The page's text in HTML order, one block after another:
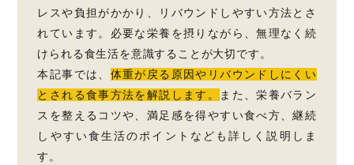
レスや負担がかかり、リバウンドしやすい方法とさ
れています。必要な栄養を摂りながら、無理なく続
けられる食生活を意識することが大切です。
本記事では、 体重が戻る原因やリバウンドしにくい
とされる食事方法を解説します。
また、栄養バラン
スを整えるコツや、満足感を得やすい食べ方、継続
しやすい食生活のポイントなども詳しく説明しま
す。